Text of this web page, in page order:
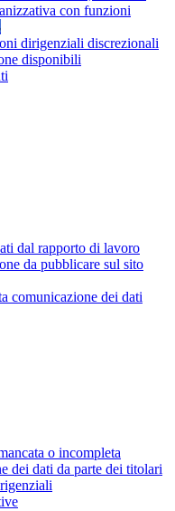
con funzioni
dirigenziali discrezionali
disponibili
dal rapporto di lavoro
da pubblicare sul sito
comunicazione dei dati
o incompleta
dei dati da parte dei titolari